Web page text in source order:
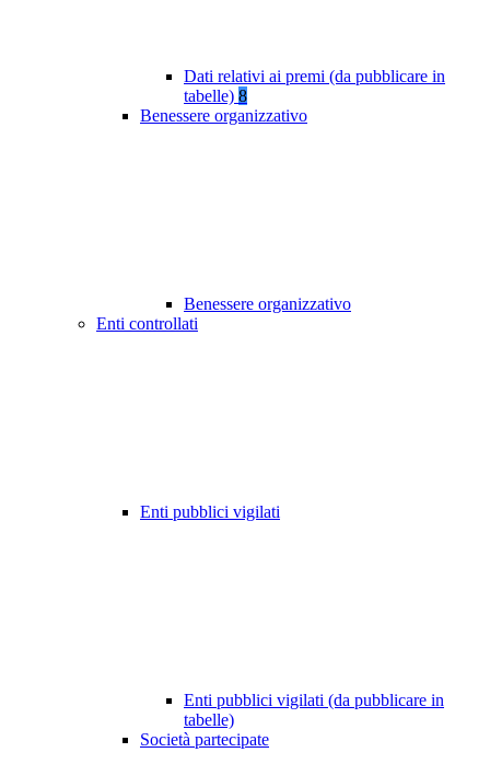
Dati relativi ai premi (da pubblicare in
tabelle) 8
Benessere organizzativo
Benessere organizzativo
Enti controllati
Enti pubblici vigilati
Enti pubblici vigilati (da pubblicare in
tabelle)
Società partecipate